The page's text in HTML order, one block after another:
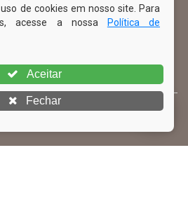
– CPL
PAGE
de cookies em nosso site. Para
acesse a nossa
Política de
Aceitar
Fechar